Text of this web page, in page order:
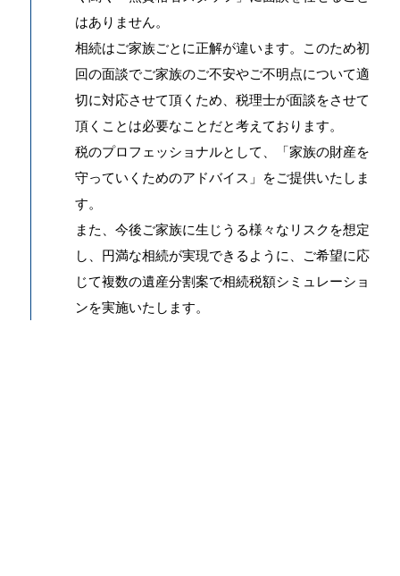
はありません。
相続はご家族ごとに正解が違います。このため初
回の面談でご家族のご不安やご不明点について適
切に対応させて頂くため、税理士が面談をさせて
頂くことは必要なことだと考えております。
税のプロフェッショナルとして、「家族の財産を
守っていくためのアドバイス」をご提供いたしま
す。
また、今後ご家族に生じうる様々なリスクを想定
し、円満な相続が実現できるように、ご希望に応
じて複数の遺産分割案で相続税額シミュレーショ
ンを実施いたします。